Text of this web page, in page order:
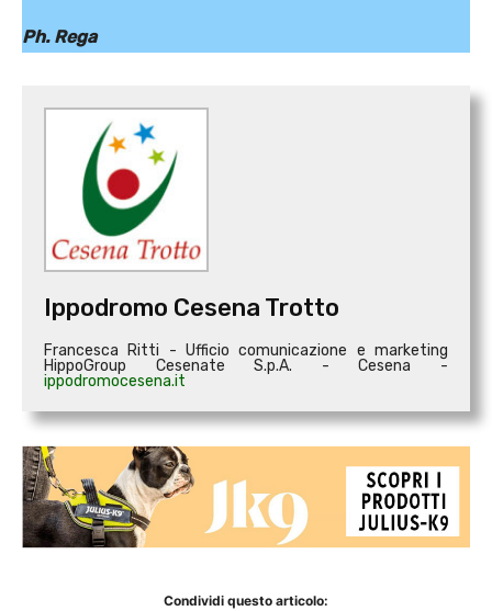
Ph. Rega
Ippodromo Cesena Trotto
Francesca Ritti - Ufficio comunicazione e marketing
HippoGroup Cesenate S.p.A. - Cesena -
ippodromocesena.it
Condividi questo articolo: